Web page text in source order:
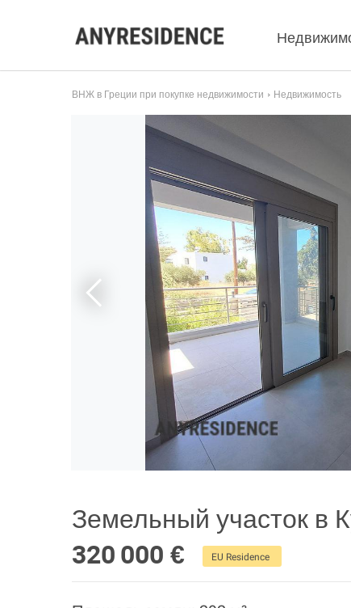
ВНЖ в Греции при покупке недвижимости Недвижимость
Земельный участок в
320 000 €
EU Residence